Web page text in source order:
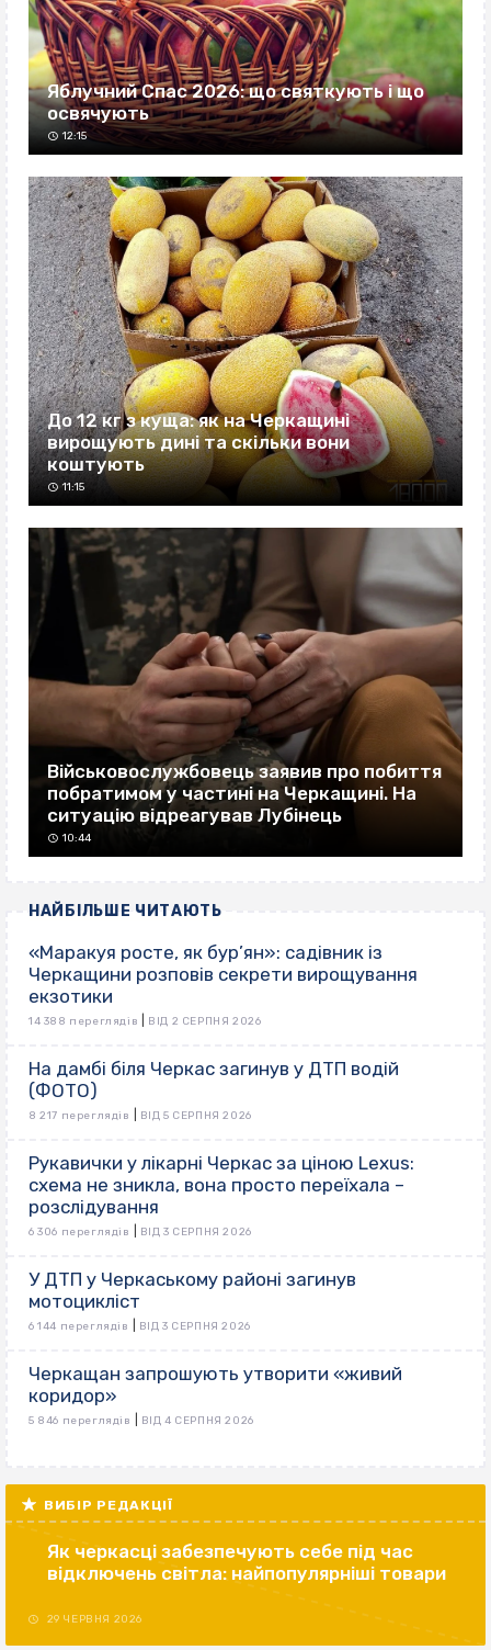
Яблучний Спас 2026: що святкують і що
освячують
12:15
До 12 кг з куща: як на Черкащині
вирощують дині та скільки вони
коштують
11:15
Військовослужбовець заявив про побиття
побратимом у частині на Черкащині. На
ситуацію відреагував Лубінець
10:44
НАЙБІЛЬШЕ ЧИТАЮТЬ
«Маракуя росте, як бур’ян»: садівник із
Черкащини розповів секрети вирощування
екзотики
14 388 переглядів ВІД 2 СЕРПНЯ 2026
На дамбі біля Черкас загинув у ДТП водій
(ФОТО)
8 217 переглядів ВІД 5 СЕРПНЯ 2026
Рукавички у лікарні Черкас за ціною Lexus:
схема не зникла, вона просто переїхала –
розслідування
6 306 переглядів ВІД 3 СЕРПНЯ 2026
У ДТП у Черкаському районі загинув
мотоцикліст
6 144 переглядів ВІД 3 СЕРПНЯ 2026
Черкащан запрошують утворити «живий
коридор»
5 846 переглядів ВІД 4 СЕРПНЯ 2026
ВИБІР РЕДАКЦІЇ
Як черкасці забезпечують себе під час
відключень світла: найпопулярніші товари
29 ЧЕРВНЯ 2026